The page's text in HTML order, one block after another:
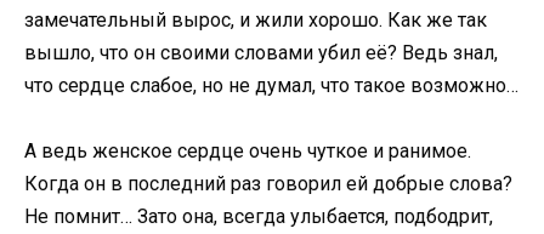
замечательный вырос, и жили хорошо. Как же так
вышло, что он своими словами убил её? Ведь знал,
что сердце слабое, но не думал, что такое возможно…
А ведь женское сердце очень чуткое и ранимое.
Когда он в последний раз говорил ей добрые слова?
Не помнит… Зато она, всегда улыбается, подбодрит,